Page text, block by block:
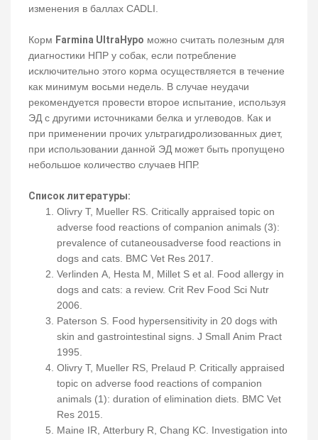
изменения в баллах CADLI.
Корм Farmina UltraHypo можно считать полезным для
диагностики НПР у собак, если потребление
исключительно этого корма осуществляется в течение
как минимум восьми недель. В случае неудачи
рекомендуется провести второе испытание, используя
ЭД с другими источниками белка и углеводов. Как и
при применении прочих ультрагидролизованных диет,
при использовании данной ЭД может быть пропущено
небольшое количество случаев НПР.
Список литературы:
Olivry T, Mueller RS. Critically appraised topic on
adverse food reactions of companion animals (3):
prevalence of cutaneousadverse food reactions in
dogs and cats. BMC Vet Res 2017.
Verlinden A, Hesta M, Millet S et al. Food allergy in
dogs and cats: a review. Crit Rev Food Sci Nutr
2006.
Paterson S. Food hypersensitivity in 20 dogs with
skin and gastrointestinal signs. J Small Anim Pract
1995.
Olivry T, Mueller RS, Prelaud P. Critically appraised
topic on adverse food reactions of companion
animals (1): duration of elimination diets. BMC Vet
Res 2015.
Maine IR, Atterbury R, Chang KC. Investigation into